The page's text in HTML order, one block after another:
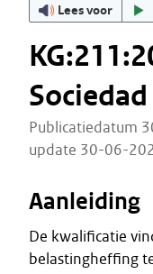
Lees voor
Publicatiedatum
update 30-06-
Aanleiding
De kwalificatie
belastingheffing